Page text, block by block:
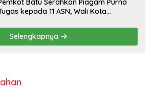
Batu Serahkan Piagam Purna
kepada 11 ASN, Wali Kota
Selengkapnya